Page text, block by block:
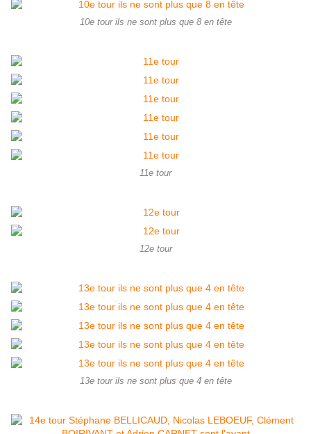
10e tour ils ne sont plus que 8 en tête
11e tour
12e tour
13e tour ils ne sont plus que 4 en tête